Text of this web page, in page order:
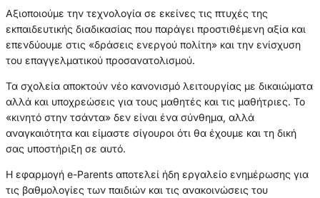
Αξιοποιούμε την τεχνολογία σε εκείνες τις πτυχές της
εκπαιδευτικής διαδικασίας που παράγει προστιθέμενη αξία και
επενδύουμε στις «δράσεις ενεργού πολίτη» και την ενίσχυση
του επαγγελματικού προσανατολισμού.
Τα σχολεία αποκτούν νέο κανονισμό λειτουργίας με δικαιώματα
αλλά και υποχρεώσεις για τους μαθητές και τις μαθήτριες. Το
«κινητό στην τσάντα» δεν είναι ένα σύνθημα, αλλά
αναγκαιότητα και είμαστε σίγουροι ότι θα έχουμε και τη δική
σας υποστήριξη σε αυτό.
Η εφαρμογή e-Parents αποτελεί ήδη εργαλείο ενημέρωσης για
τις βαθμολογίες των παιδιών και τις ανακοινώσεις του